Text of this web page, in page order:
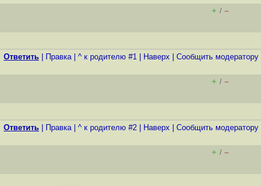
+ / –
Ответить Правка| ^ к родителю #1 Наверх Cообщить модератору
+ / –
Ответить Правка| ^ к родителю #2 Наверх Cообщить модератору
+ / –